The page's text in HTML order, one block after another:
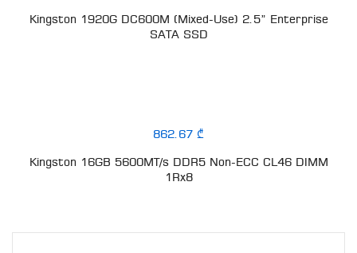
Kingston 1920G DC600M (Mixed-Use) 2.5” Enterprise
SATA SSD
862.67 ₾
Kingston 16GB 5600MT/s DDR5 Non-ECC CL46 DIMM
1Rx8